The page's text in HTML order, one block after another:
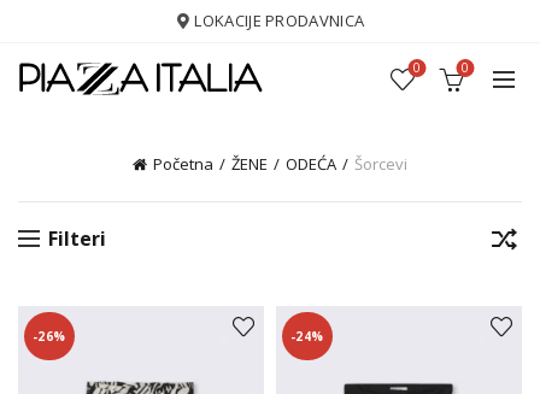
LOKACIJE PRODAVNICA
0 0
Početna ŽENE ODEĆA Šorcevi
Filteri
-26% -24%